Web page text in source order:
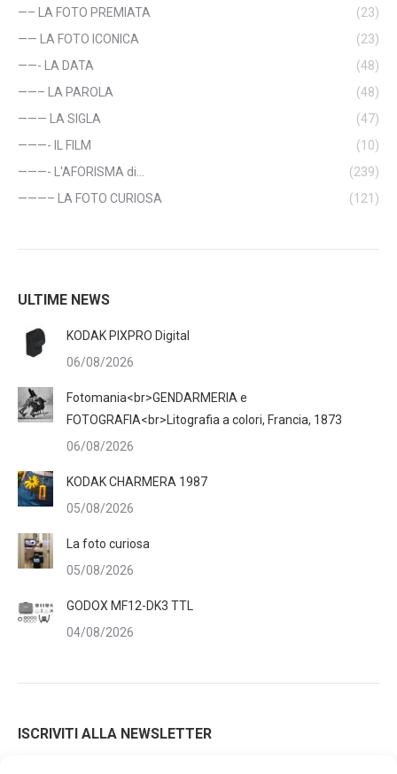
—– LA FOTO PREMIATA
(23)
—— LA FOTO ICONICA
(23)
——- LA DATA
(48)
——– LA PAROLA
(48)
——— LA SIGLA
(47)
———- IL FILM
(10)
———- L'AFORISMA di…
(239)
———– LA FOTO CURIOSA
(121)
ULTIME NEWS
KODAK PIXPRO Digital
06/08/2026
Fotomania<br>GENDARMERIA e
FOTOGRAFIA<br>Litografia a colori, Francia, 1873
06/08/2026
KODAK CHARMERA 1987
05/08/2026
La foto curiosa
05/08/2026
GODOX MF12-DK3 TTL
04/08/2026
ISCRIVITI ALLA NEWSLETTER